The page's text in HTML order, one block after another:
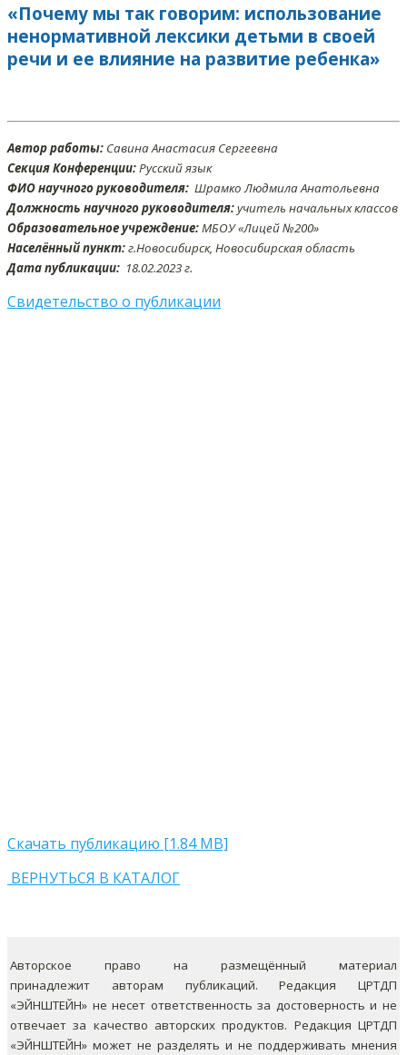
«Почему мы так говорим: использование
ненормативной лексики детьми в своей
речи и ее влияние на развитие ребенка»
Автор работы: Савина Анастасия Сергеевна
Секция Конференции:Русский язык
ФИО научного руководителя: Шрамко Людмила Анатольевна
Должность научного руководителя:учитель начальных классов
Образовательное учреждение:МБОУ «Лицей №200»
Населённый пункт:г.Новосибирск, Новосибирская область
Дата публикации: 18.02.2023 г.
Свидетельство о публикации
Скачать публикацию [1.84 MB]
ВЕРНУТЬСЯ В КАТАЛОГ
Авторское право на размещённый материал
принадлежит авторам публикаций. Редакция ЦРТДП
«ЭЙНШТЕЙН» не несет ответственность за достоверность и не
отвечает за качество авторских продуктов. Редакция ЦРТДП
«ЭЙНШТЕЙН» может не разделять и не поддерживать мнения